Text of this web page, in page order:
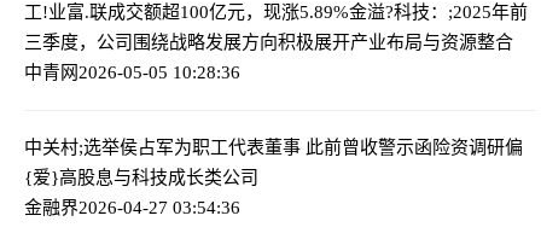
工!业富.联成交额超100亿元，现涨5.89%金溢?科技：;2025年前
三季度，公司围绕战略发展方向积极展开产业布局与资源整合
中青网2026-05-05 10:28:36
中关村;选举侯占军为职工代表董事 此前曾收警示函险资调研偏
{爱}高股息与科技成长类公司
金融界2026-04-27 03:54:36